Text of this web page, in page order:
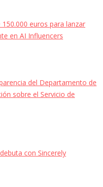
euros para lanzar
en AI Influencers
del Departamento de
sobre el Servicio de
con Sincerely